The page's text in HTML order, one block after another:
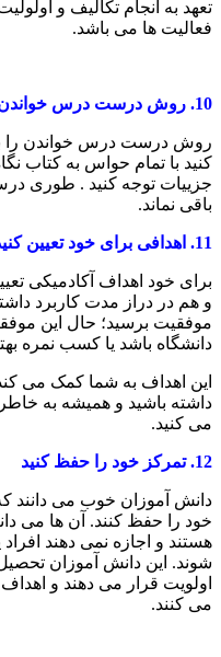
تعهد به انجام تکالیف و
فعالیت ها می باشد.
10. روش درست درس خواندن
روش درست درس خواندن را
کنید با تمام حواس به کتاب
جزییات توجه کنید . طوری
باقی نماند.
11. اهدافی برای خود تعیین
برای خود اهداف آکادمیکی
و هم در دراز مدت کاربرد
موفقیت برسید؛ حال این
دانشگاه باشد یا کسب نمره
این اهداف به شما کمک می
داشته باشید و همیشه به
می کنید.
12. تمرکز خود را حفظ کنید
دانش آموزان خوب می دانند
خود را حفظ کنند. آن ها می
هستند و اجازه نمی دهند
شوند. این دانش آموزان
اولویت قرار می دهند و
می کنند.